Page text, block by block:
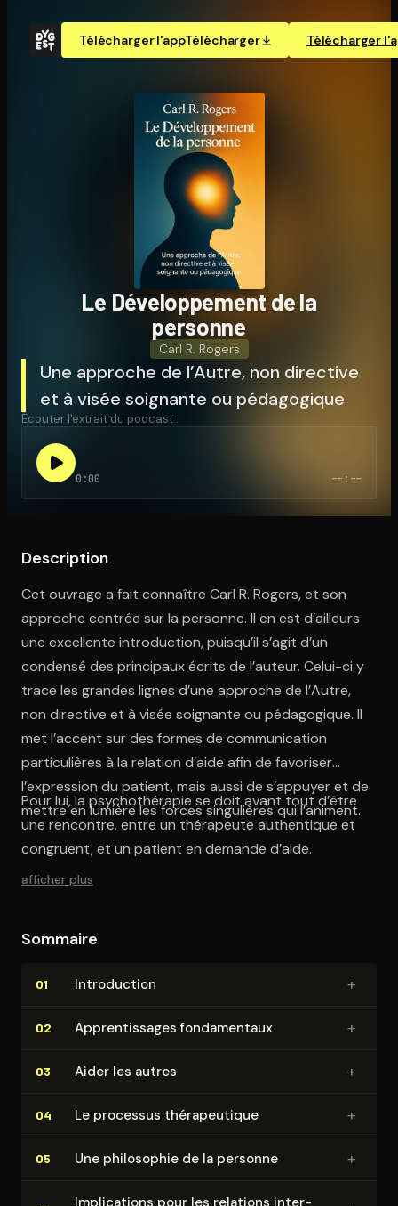
Télécharger l'appTélécharger Télécharger
Ouvre l'app Appareil photo, pointe sur le code. C'est gratuit à
Le Dé­ve­lop­pe­ment de la
personne
Carl R. Rogers
Une approche de l’Autre, non directive
et à visée soignante ou pédagogique
Écouter l'extrait du podcast :
0:00 --:--
Description
Cet ouvrage a fait connaître Carl R. Rogers, et son
approche centrée sur la personne. Il en est d’ailleurs
une excellente introduction, puisqu’il s’agit d’un
condensé des principaux écrits de l’auteur. Celui-ci y
trace les grandes lignes d’une approche de l’Autre,
non directive et à visée soignante ou pédagogique. Il
met l’accent sur des formes de communication
particulières à la relation d’aide afin de favoriser
l’expression du patient, mais aussi de s’appuyer et de
mettre en lumière les forces singulières qui l’animent.
Pour lui, la psychothérapie se doit avant tout d’être
une rencontre, entre un thérapeute authentique et
congruent, et un patient en demande d’aide.
afficher plus
Sommaire
01 In­tro­duc­tion +
02 Ap­pren­tis­sages fon­da­men­taux +
03 Aider les autres +
04 Le processus thé­ra­peu­tique +
05 Une philosophie de la personne +
Im­pli­ca­tions pour les relations in­ter­